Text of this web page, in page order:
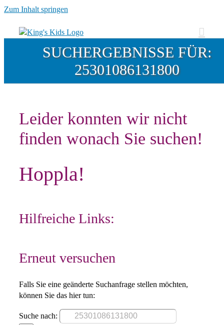
Zum Inhalt springen
SUCHERGEBNISSE FÜR:
25301086131800
Leider konnten wir nicht
finden wonach Sie suchen!
Hoppla!
Hilfreiche Links:
Erneut versuchen
Falls Sie eine geänderte Suchanfrage stellen möchten,
können Sie das hier tun:
Suche nach: